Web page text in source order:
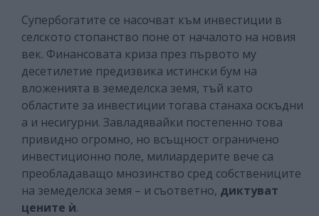
Супербогатите се насочват към инвестиции в
селското стопанство поне от началото на новия
век. Финансовата криза през първото му
десетилетие предизвика истински бум на
вложенията в земеделска земя, тъй като
областите за инвестиции тогава станаха оскъдни
а и несигурни. Завладявайки постепенно това
привидно огромно, но всъщност ограничено
инвестиционно поле, милиардерите вече са
преобладаващо мнозинство сред собствениците
на земеделска земя – и съответно, диктуват
цените ѝ.